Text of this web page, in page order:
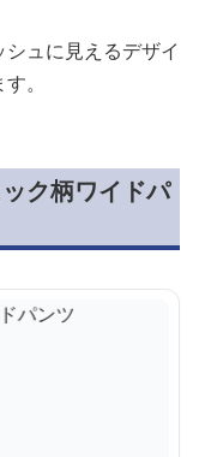
ュに見えるデザイ
。
ク柄ワイドパ